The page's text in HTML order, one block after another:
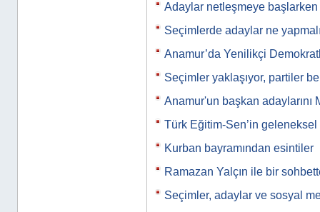
Adaylar netleşmeye
Seçimlerde adaylar ne
Anamur’da Yenilikçi
Seçimler yaklaşıyor, partiler
Anamur'un başkan adaylarını
Türk Eğitim-Sen’in
Kurban bayramından esintiler
Ramazan Yalçın ile bir
Seçimler, adaylar ve sosyal